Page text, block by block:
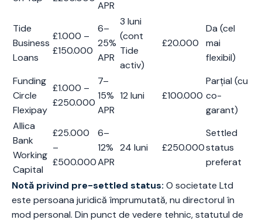
APR
Tide
Business
Loans
£1.000 –
£150.000
6–
25%
APR
3 luni
(cont
Tide
activ)
£20.000
Da (cel
mai
flexibil)
Funding
Circle
Flexipay
£1.000 –
£250.000
7–
15%
APR
12 luni £100.000
Parțial (cu
co-
garant)
Allica
Bank
Working
Capital
£25.000
–
£500.000
6–
12%
APR
24 luni £250.000
Settled
status
preferat
Notă privind pre-settled status: O societate Ltd
este persoana juridică împrumutată, nu directorul în
mod personal. Din punct de vedere tehnic, statutul de